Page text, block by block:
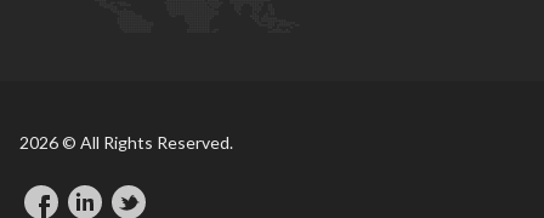
2026 © All Rights Reserved.